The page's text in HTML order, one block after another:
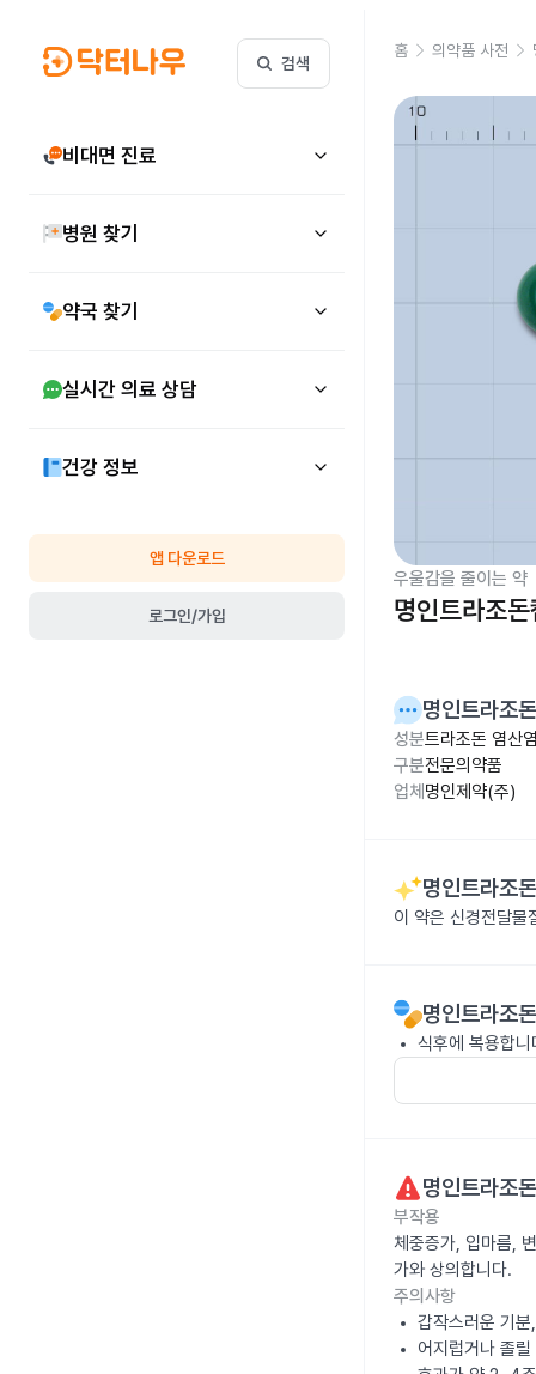
검색
비대면 진료
병원 찾기
약국 찾기
실시간 의료 상담
건강 정보
앱 다운로드
로그인/가입
홈 의약품 사전
우울감을 줄이는 약
명인트라조
명인트라조
성분트라조돈 염산
구분전문의약품
업체 명인제약(주)
명인트라조
이 약은 신경전달물
명인트라조
식후에 복용합니
명인트라조
부작용
체중증가, 입마름,
가와 상의합니다.
주의사항
갑작스러운 기
어지럽거나 졸